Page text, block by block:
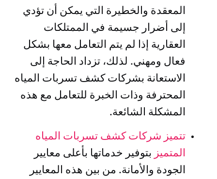
المعقدة والخطيرة التي يمكن أن تؤدي
إلى أضرار جسيمة في الممتلكات
العقارية إذا لم يتم التعامل معها بشكل
فعال ومهني. لذلك، تزداد الحاجة إلى
الاستعانة بشركات كشف تسربات المياه
المحترفة وذات الخبرة للتعامل مع هذه
المشكلة الشائعة.
تتميز شركات كشف تسربات المياه
المتميز بتوفير خدماتها بأعلى معايير
الجودة والأمانة. من بين هذه المعايير